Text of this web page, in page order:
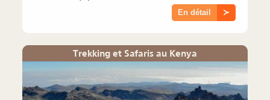
En détail ≻
Trekking et Safaris au Kenya